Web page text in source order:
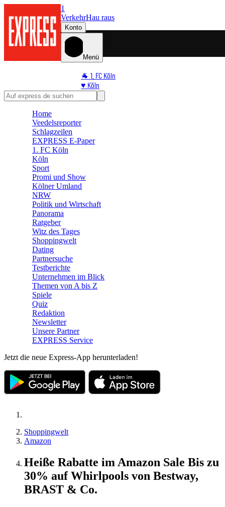
1
VerkehrHau raus
Konto
Menü
🐐 1. FC Köln
♥️ Köln
⭐ Promi
🛒 Shoppingwelt
Home
Veedelsreporter
Schlagzeilen
EXPRESS E-Paper
1. FC Köln
Köln
Sport
Promi und Show
Kölner Umland
NRW
Politik und Wirtschaft
Panorama
Ratgeber
Witz des Tages
Shoppingwelt
Dating
Partnersuche
Testberichte
Unternehmen im Blick
Themen von A bis Z
Spiele
Quiz
Redaktion
Newsletter
Unsere Partner
EXPRESS Service
Jetzt die neue Express-App herunterladen!
Shoppingwelt
Amazon
Heiße Rabatte im Amazon Sale Bis zu
30% auf Whirlpools von Bestway,
BRAST & Co.